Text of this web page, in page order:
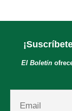
El Boletín